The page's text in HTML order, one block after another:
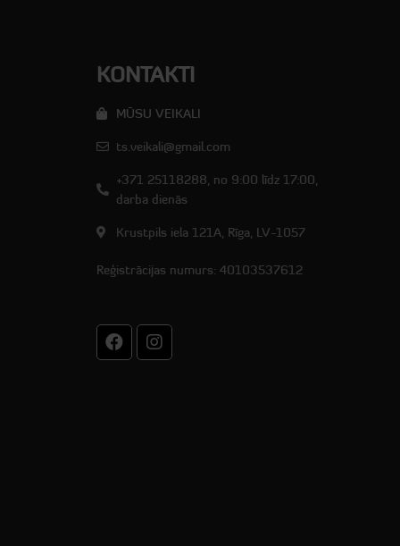
KONTAKTI
MŪSU VEIKALI
ts.veikali@gmail.com
+371 25118288, no 9:00 līdz 17:00,
darba dienās
Krustpils iela 121A, Rīga, LV-1057
Reģistrācijas numurs: 40103537612